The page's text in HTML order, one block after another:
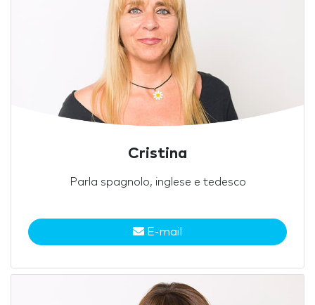
Cristina
Parla spagnolo, inglese e tedesco
E-mail